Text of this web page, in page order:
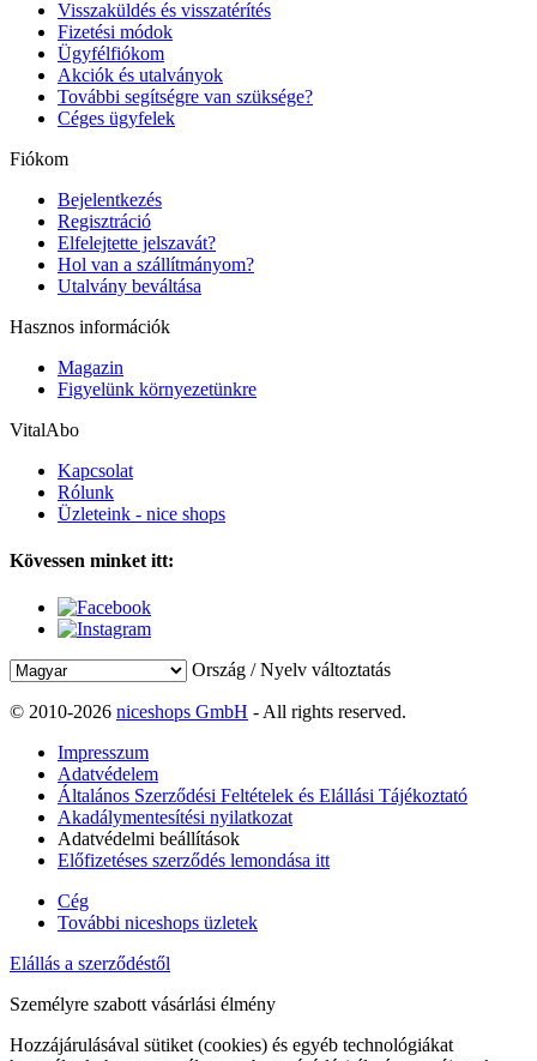
Visszaküldés és visszatérítés
Fizetési módok
Ügyfélfiókom
Akciók és utalványok
További segítségre van szüksége?
Céges ügyfelek
Fiókom
Bejelentkezés
Regisztráció
Elfelejtette jelszavát?
Hol van a szállítmányom?
Utalvány beváltása
Hasznos információk
Magazin
Figyelünk környezetünkre
VitalAbo
Kapcsolat
Rólunk
Üzleteink - nice shops
Kövessen minket itt:
Ország / Nyelv változtatás
© 2010-2026 niceshops GmbH - All rights reserved.
Impresszum
Adatvédelem
Általános Szerződési Feltételek és Elállási Tájékoztató
Akadálymentesítési nyilatkozat
Adatvédelmi beállítások
Előfizetéses szerződés lemondása itt
Cég
További niceshops üzletek
Elállás a szerződéstől
Személyre szabott vásárlási élmény
Hozzájárulásával sütiket (cookies) és egyéb technológiákat